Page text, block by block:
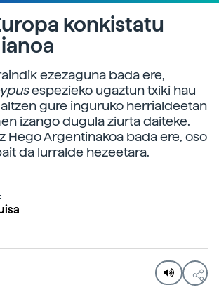
konkistatu
ezezaguna bada ere,
espezieko ugaztun txiki hau
gure inguruko herrialdeetan
izango dugula ziurta daiteke.
Hego Argentinakoa bada ere, oso
da lurralde hezeetara.